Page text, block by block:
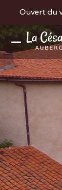
Ouvert du